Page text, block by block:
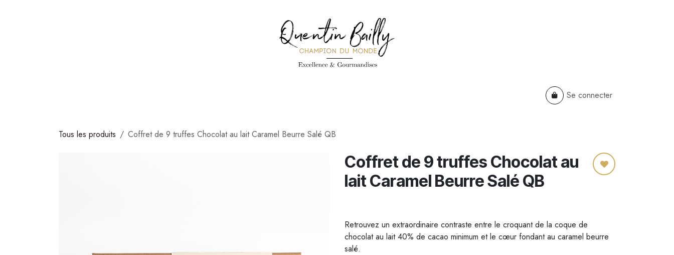
B2B Se connecter
Tous les produits Coffret de 9 truffes Chocolat au lait Caramel Beurre Salé QB
Coffret de 9 truffes Chocolat au
lait Caramel Beurre Salé QB
Retrouvez un extraordinaire contraste entre le croquant de la coque de
chocolat au lait 40% de cacao minimum et le cœur fondant au caramel beurre
salé.